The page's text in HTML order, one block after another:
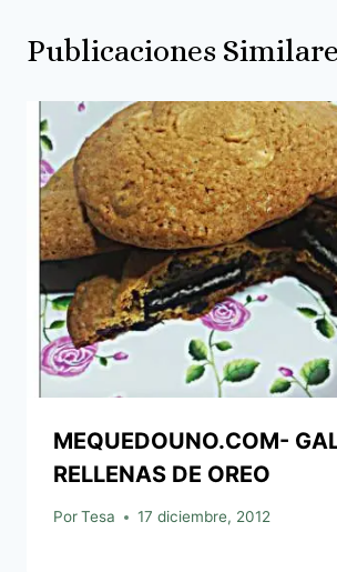
Publicaciones
MEQUEDOUNO.COM-
RELLENAS DE OREO
PorTesa 17 diciembre, 2012